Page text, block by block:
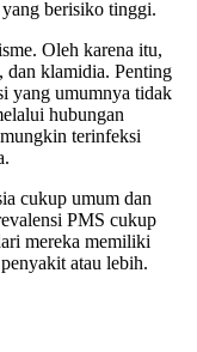
berisiko tinggi.
Oleh karena itu,
dan klamidia. Penting
yang umumnya tidak
hubungan
terinfeksi
cukup umum dan
PMS cukup
mereka memiliki
atau lebih.